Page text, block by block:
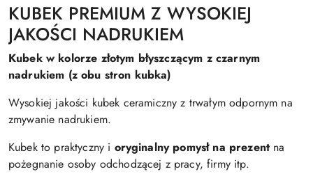
KUBEK PREMIUM Z WYSOKIEJ
JAKOŚCI NADRUKIEM
Kubek w kolorze złotym błyszczącym z czarnym
nadrukiem (z obu stron kubka)
Wysokiej jakości kubek ceramiczny z trwałym odpornym na
zmywanie nadrukiem.
Kubek to praktyczny i oryginalny pomysł na prezent na
pożegnanie osoby odchodzącej z pracy, firmy itp.